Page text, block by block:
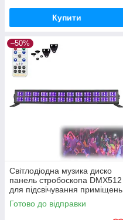
Купити
–50%
Світлодіодна музика диско
панель стробоскопа DMX512
для підсвічування приміщень
Готово до відправки